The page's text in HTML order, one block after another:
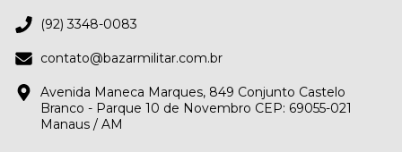
(92) 3348-0083
contato@bazarmilitar.com.br
Avenida Maneca Marques, 849 Conjunto Castelo
Branco - Parque 10 de Novembro CEP: 69055-021
Manaus / AM